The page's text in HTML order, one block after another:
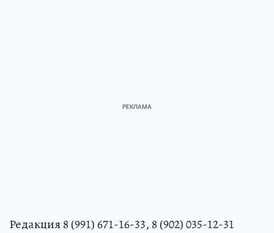
Редакция 8 (991) 671-16-33, 8 (902) 035-12-31